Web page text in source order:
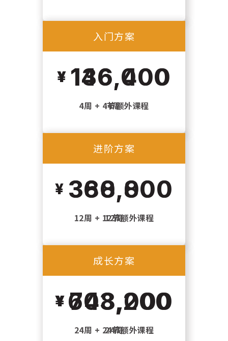
入门方案
136,000
4周
进阶方案
360,000
12周
成长方案
648,000
24周
入门方案
146,400
4周 + 4节额外课程
进阶方案
388,800
12周 + 12节额外课程
成长方案
703,200
24周 + 24节额外课程